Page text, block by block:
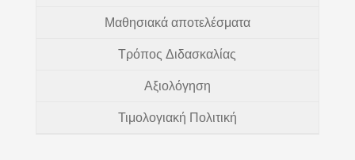
Μαθησιακά αποτελέσματα
Τρόπος Διδασκαλίας
Αξιολόγηση
Τιμολογιακή Πολιτική